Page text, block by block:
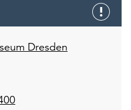
Dresden